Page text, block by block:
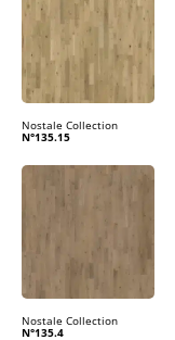
Nostale Collection
N°135.15
Nostale Collection
N°135.4